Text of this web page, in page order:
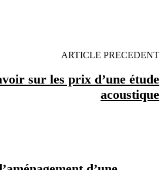
ARTICLE PRECEDENT
sur les prix d’une étude
acoustique